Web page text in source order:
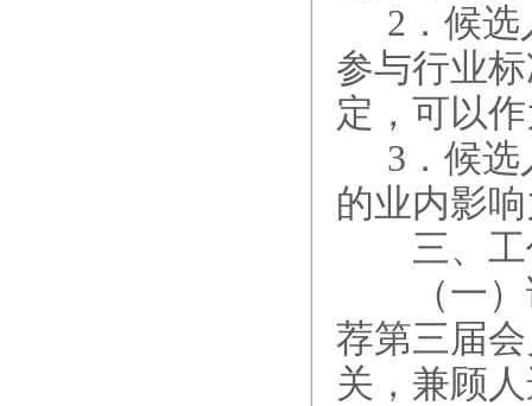
2 ．候
参与行业
定，可以
3 ．候
的业内影
三、工
（一）请
荐第三届
关，兼顾